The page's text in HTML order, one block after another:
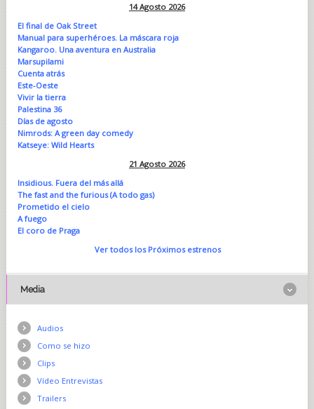
14 Agosto 2026
El final de Oak Street
Manual para superhéroes. La máscara roja
Kangaroo. Una aventura en Australia
Marsupilami
Cuenta atrás
Este-Oeste
Vivir la tierra
Palestina 36
Días de agosto
Nimrods: A green day comedy
Katseye: Wild Hearts
21 Agosto 2026
Insidious. Fuera del más allá
The fast and the furious (A todo gas)
Prometido el cielo
A fuego
El coro de Praga
Ver todos los Próximos estrenos
Media
Audios
Como se hizo
Clips
Vídeo Entrevistas
Trailers